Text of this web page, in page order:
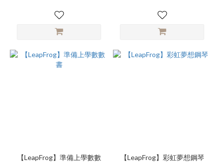
【LeapFrog】準備上學數數
【LeapFrog】彩虹夢想鋼琴